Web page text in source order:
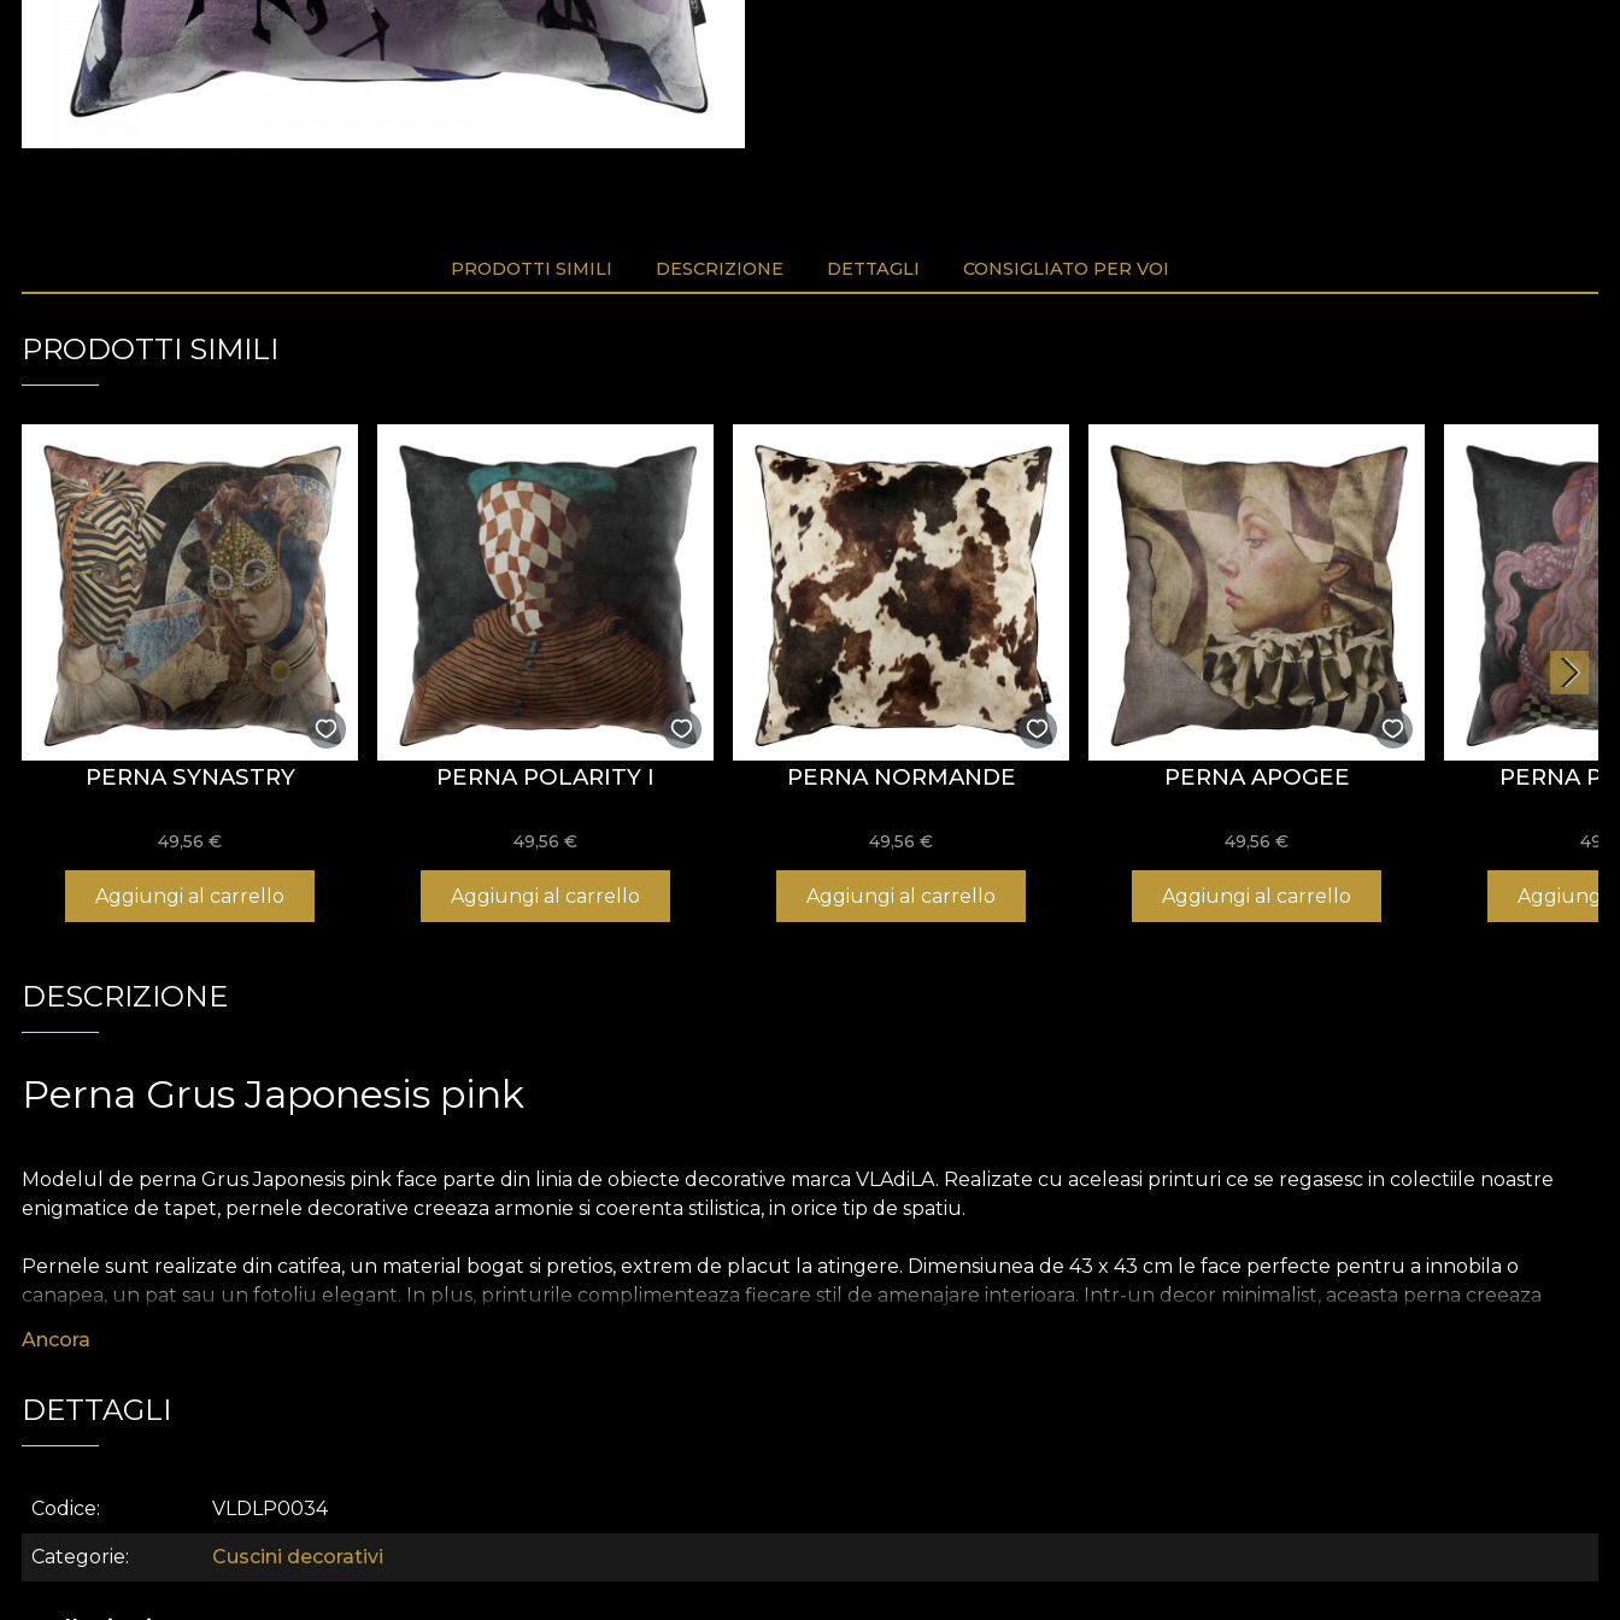
PRODOTTI SIMILI DESCRIZIONE DETTAGLI CONSIGLIATO PER VOI
PRODOTTI SIMILI
PERNA SYNASTRY
49,56€
Aggiungi al carrello
PERNA POLARITY I
49,56€
Aggiungi al carrello
PERNA NORMANDE
49,56€
Aggiungi al carrello
PERNA APOGEE
49,56€
Aggiungi al carrello
PERNA
Aggiungi
DESCRIZIONE
Perna Grus Japonesis pink
Modelul de perna Grus Japonesis pink face parte din linia de obiecte decorative marca VLAdiLA. Realizate cu aceleasi printuri ce se regasesc in colectiile noastre
enigmatice de tapet, pernele decorative creeaza armonie si coerenta stilistica, in orice tip de spatiu.
Pernele sunt realizate din catifea, un material bogat si pretios, extrem de placut la atingere. Dimensiunea de 43 x 43 cm le face perfecte pentru a innobila o
canapea, un pat sau un fotoliu elegant. In plus, printurile complimenteaza fiecare stil de amenajare interioara. Intr-un decor minimalist, aceasta perna creeaza
elegant si armonios.
Casa de design VLAdiLA ofera clientilor ocazia de a se bucura de experienta propriului spatiu. De aceea, fiecare design pe care il realizam este incarcat de energia
Ancora
DETTAGLI
Codice VLDLP0034
Categorie Cuscini decorativi